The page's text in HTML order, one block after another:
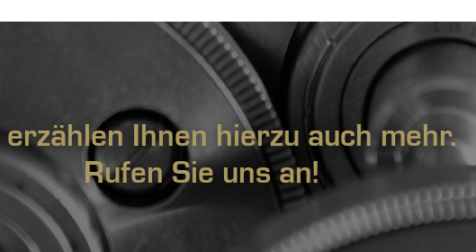
Ihnen hierzu auch mehr.
Rufen Sie uns an!